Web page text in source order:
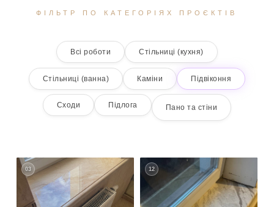
ФІЛЬТР ПО КАТЕГОРІЯХ ПРОЄКТІВ
Всі роботи Стільниці (кухня)
Стільниці (ванна) Каміни Підвіконня
Сходи Підлога Пано та стіни
03 12